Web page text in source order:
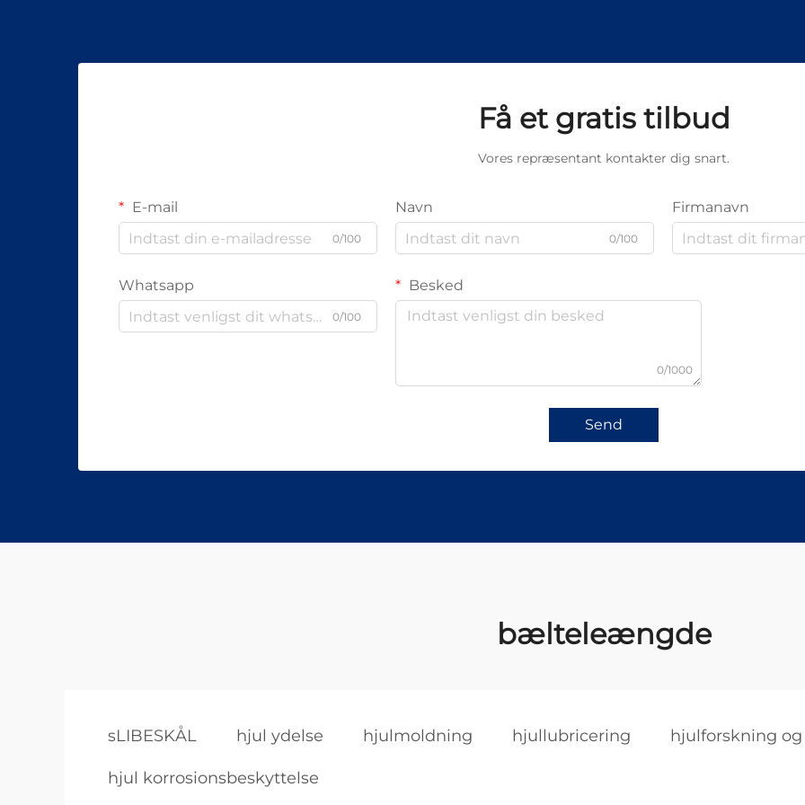
Få et gratis tilbud
Vores repræsentant kontakter dig snart.
E-mail
0/100
Navn
0/100
Firmanavn
Whatsapp
0/100
Besked
0/1000
Send
bælteleængde
sLIBESKÅL hjul ydelse hjulmoldning hjullubricering hjulforskning
hjul korrosionsbeskyttelse